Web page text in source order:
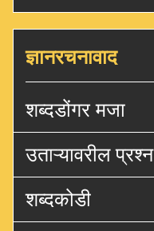
ज्ञानरचनावाद
शब्दडोंगर मजा
उताऱ्यावरील प्रश्न
शब्दकोडी